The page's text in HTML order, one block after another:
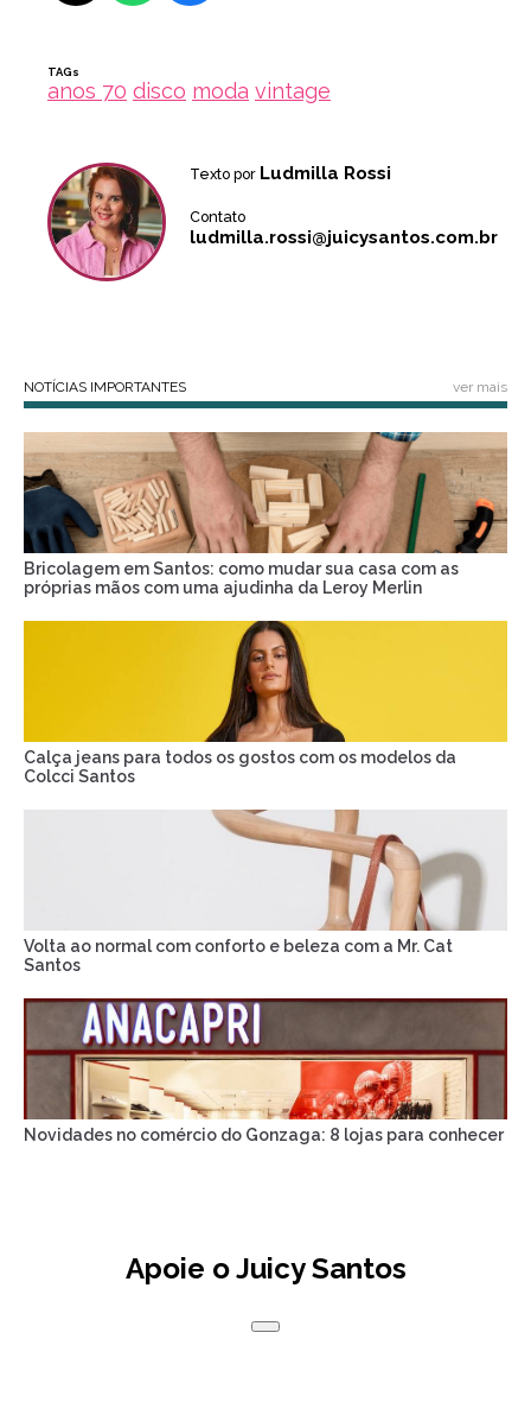
TAGs
anos 70 disco moda vintage
Texto por Ludmilla Rossi
Contato
ludmilla.rossi@juicysantos.com.br
NOTÍCIAS IMPORTANTES ver mais
Bricolagem em Santos: como mudar sua casa com as
próprias mãos com uma ajudinha da Leroy Merlin
Calça jeans para todos os gostos com os modelos da
Colcci Santos
Volta ao normal com conforto e beleza com a Mr. Cat
Santos
Novidades no comércio do Gonzaga: 8 lojas para conhecer
Apoie o Juicy Santos